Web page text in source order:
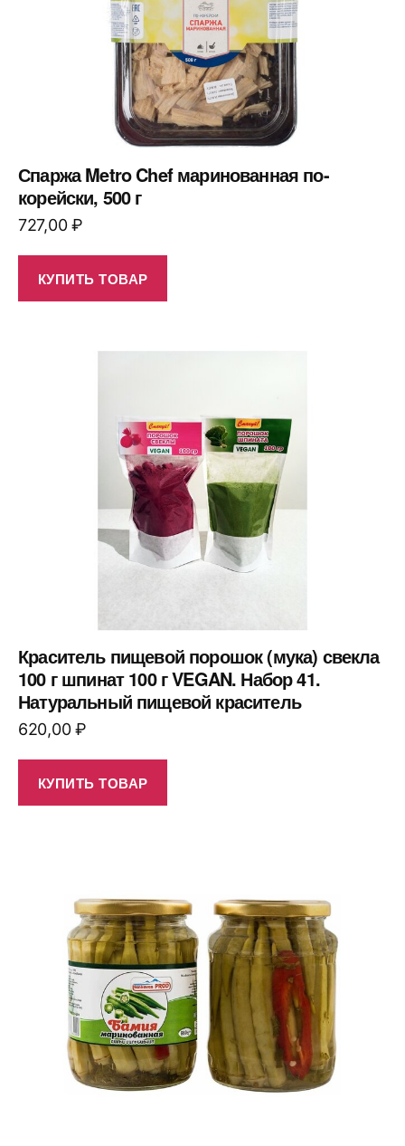
Спаржа Metro Chef маринованная по-
корейски, 500 г
727,00₽
КУПИТЬ ТОВАР
Краситель пищевой порошок (мука) свекла
100 г шпинат 100 г VEGAN. Набор 41.
Натуральный пищевой краситель
620,00₽
КУПИТЬ ТОВАР